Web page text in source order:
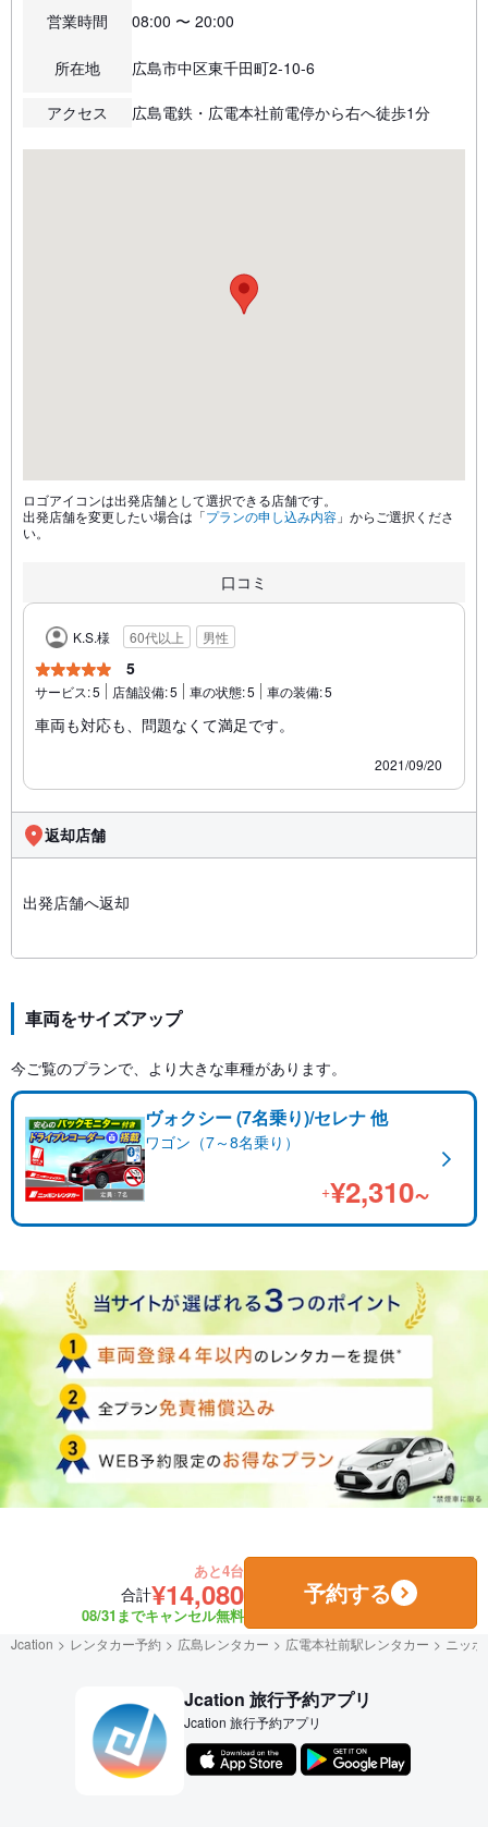
営業時間 08:00 〜 20:00
所在地 広島市中区東千田町2-10-6
アクセス 広島電鉄・広電本社前電停から右へ徒歩1分
ロゴアイコンは出発店舗として選択できる店舗です。
出発店舗を変更したい場合は「プランの申し込み内容 」からご選択くださ
い。
口コミ
K.S.様 60代以上 男性
5
サービス:5 店舗設備:5 車の状態:5 車の装備:5
車両も対応も、問題なくて満足です。
2021/09/20
返却店舗
出発店舗へ返却
車両をサイズアップ
今ご覧のプランで、より大きな車種があります。
ヴォクシー (7名乗り)/セレナ 他
ワゴン（7～8名乗り）
+¥2,310~
あと4台
合計¥14,080
08/31までキャンセル無料
予約する
Jcation レンタカー予約 広島レンタカー 広電本社前駅レンタカー ニッ
Jcation 旅行予約アプリ
Jcation 旅行予約アプリ